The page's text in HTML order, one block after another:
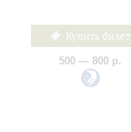
Купить билет
500 — 800 р.